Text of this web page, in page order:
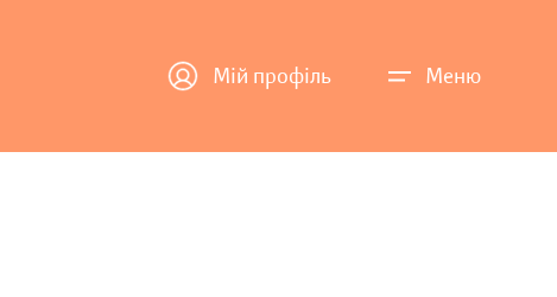
Мій профіль Меню